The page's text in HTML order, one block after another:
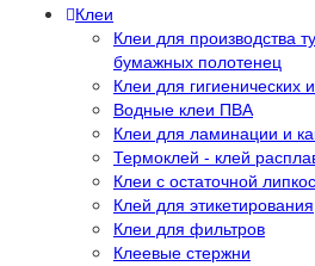
Клеи
Клеи для производства
бумажных полотенец
Клеи для гигиенических
Водные клеи ПВА
Клеи для ламинации и
Термоклей - клей
Клеи с остаточной
Клей для этикетирования
Клеи для фильтров
Клеевые стержни